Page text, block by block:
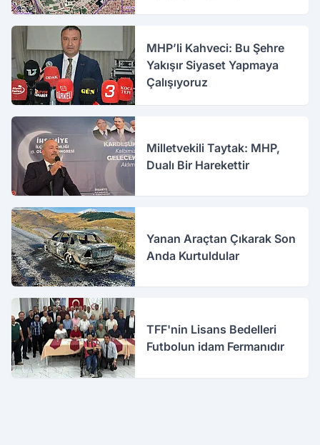
MHP’li Kahveci: Bu Şehre
Yakışır Siyaset Yapmaya
Çalışıyoruz
Milletvekili Taytak: MHP,
Dualı Bir Harekettir
Yanan Araçtan Çıkarak Son
Anda Kurtuldular
TFF'nin Lisans Bedelleri
Futbolun idam Fermanıdır